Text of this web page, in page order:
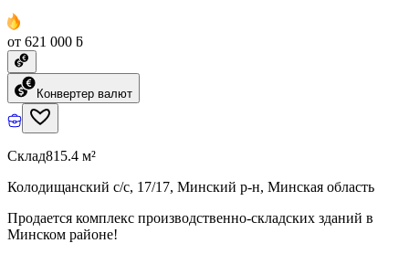
от 621 000 ƃ
Конвертер валют
Склад815.4 м²
Колодищанский с/с, 17/17, Минский р-н, Минская область
Продается комплекс производственно-складских зданий в
Минском районе!